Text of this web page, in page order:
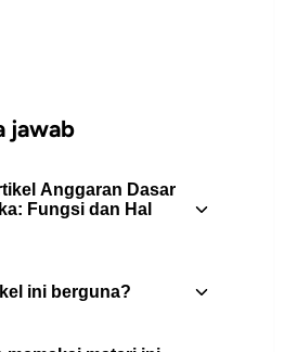
jawab
Anggaran Dasar
Fungsi dan Hal
ini berguna?